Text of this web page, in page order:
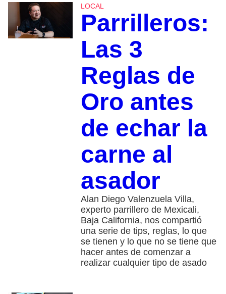
LOCAL
Parrilleros:
Las 3
Reglas de
Oro antes
de echar la
carne al
asador
Alan Diego Valenzuela Villa,
experto parrillero de Mexicali,
Baja California, nos compartió
una serie de tips, reglas, lo que
se tienen y lo que no se tiene que
hacer antes de comenzar a
realizar cualquier tipo de asado